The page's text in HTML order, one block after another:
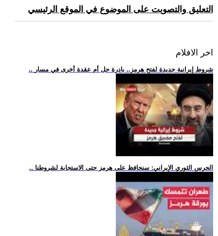
التعليق والتصويت على الموضوع في الموقع الرئيسي
اخر الافلام
.. شروط إيرانية جديدة لفتح هرمز.. بادرة حل أم عقدة أخرى في مسار
.. الحرس الثوري الإيراني: سنحافظ على هرمز حتى الاستجابة لشروطنا